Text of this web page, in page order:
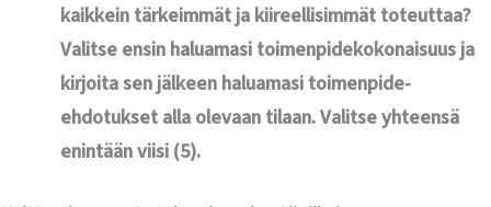
kaikkein tärkeimmät ja kiireellisimmät toteuttaa?
Valitse ensin haluamasi toimenpidekokonaisuus ja
kirjoita sen jälkeen haluamasi toimenpide-
ehdotukset alla olevaan tilaan. Valitse yhteensä
enintään viisi (5).